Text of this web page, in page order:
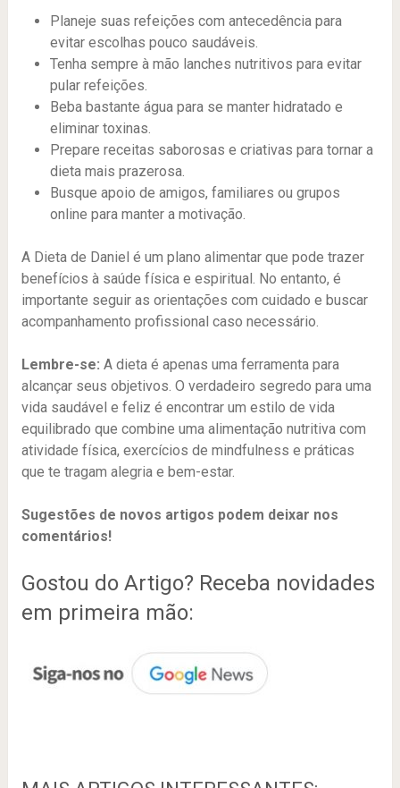
Planeje suas refeições com antecedência para
evitar escolhas pouco saudáveis.
Tenha sempre à mão lanches nutritivos para evitar
pular refeições.
Beba bastante água para se manter hidratado e
eliminar toxinas.
Prepare receitas saborosas e criativas para tornar a
dieta mais prazerosa.
Busque apoio de amigos, familiares ou grupos
online para manter a motivação.
A Dieta de Daniel é um plano alimentar que pode trazer
benefícios à saúde física e espiritual. No entanto, é
importante seguir as orientações com cuidado e buscar
acompanhamento profissional caso necessário.
Lembre-se: A dieta é apenas uma ferramenta para
alcançar seus objetivos. O verdadeiro segredo para uma
vida saudável e feliz é encontrar um estilo de vida
equilibrado que combine uma alimentação nutritiva com
atividade física, exercícios de mindfulness e práticas
que te tragam alegria e bem-estar.
Sugestões de novos artigos podem deixar nos
comentários!
Gostou do Artigo? Receba novidades
em primeira mão: